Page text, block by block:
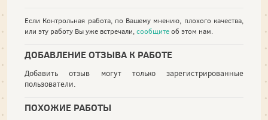
Если Контрольная работа, по Вашему мнению, плохого качества,
или эту работу Вы уже встречали,сообщитеоб этом нам.
ДОБАВЛЕНИЕ ОТЗЫВА К РАБОТЕ
Добавить отзыв могут только зарегистрированные
пользователи.
ПОХОЖИЕ РАБОТЫ